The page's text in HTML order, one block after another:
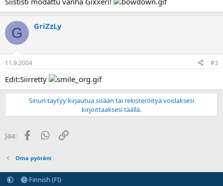
G GriZzLy
11.9.2004 #3
Edit:Siirretty
Sinun täytyy kirjautua sisään tai rekisteröityä voidaksesi
kirjoittaaksesi täällä.
Jaa: FacebookWhatsApp
Linkki
Oma pyöräni
Finnish (FI)